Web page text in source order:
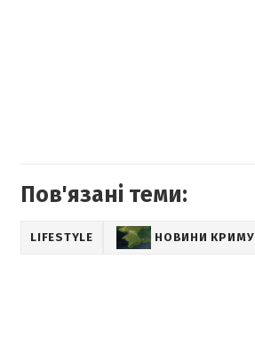
Пов'язані теми:
LIFESTYLE НОВИНИ КРИМУ